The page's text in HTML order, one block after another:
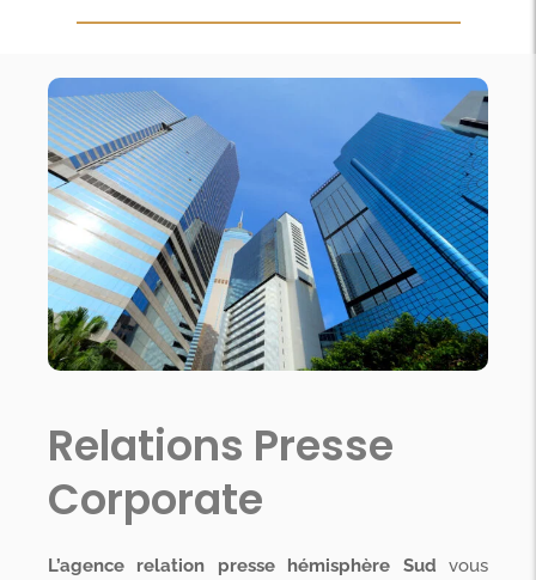
Relations Presse
Corporate
L’agence relation presse hémisphère Sud vous